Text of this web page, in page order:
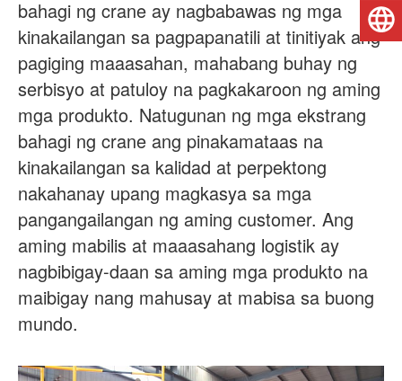
Mga Crane Spare Part
Tungkol sa atin
Balita
Kaso
Mga FAQ
Makipag-ugnayan sa amin
bahagi ng crane ay nagbabawas ng mga
kinakailangan sa pagpapanatili at tinitiyak ang
pagiging maaasahan, mahabang buhay ng
serbisyo at patuloy na pagkakaroon ng aming
mga produkto. Natugunan ng mga ekstrang
bahagi ng crane ang pinakamataas na
kinakailangan sa kalidad at perpektong
nakahanay upang magkasya sa mga
pangangailangan ng aming customer. Ang
aming mabilis at maaasahang logistik ay
nagbibigay-daan sa aming mga produkto na
maibigay nang mahusay at mabisa sa buong
mundo.
Pilipino